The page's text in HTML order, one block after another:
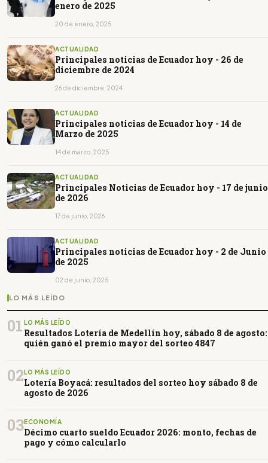
enero de 2025
20 de enero, 2025
ACTUALIDAD
Principales noticias de Ecuador hoy - 26 de
diciembre de 2024
26 de diciembre, 2024
ACTUALIDAD
Principales noticias de Ecuador hoy - 14 de
Marzo de 2025
14 de marzo, 2025
ACTUALIDAD
Principales Noticias de Ecuador hoy - 17 de junio
de 2026
17 de junio, 2026
ACTUALIDAD
Principales noticias de Ecuador hoy - 2 de Junio
de 2025
02 de junio, 2025
LO MÁS LEÍDO
01 LO MÁS LEÍDO
Resultados Lotería de Medellín hoy, sábado 8 de agosto:
quién ganó el premio mayor del sorteo 4847
02LO MÁS LEÍDO
Lotería Boyacá: resultados del sorteo hoy sábado 8 de
agosto de 2026
03ECONOMÍA
Décimo cuarto sueldo Ecuador 2026: monto, fechas de
pago y cómo calcularlo